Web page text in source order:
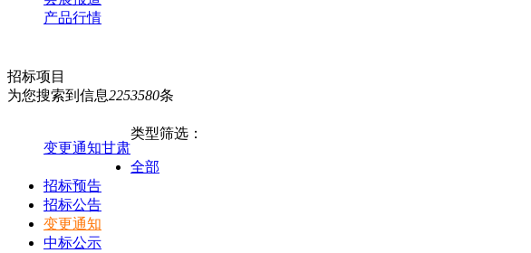
产品行情
招标项目
为您搜索到信息2253580条
变更通知甘肃
类型筛选：
全部
招标预告
招标公告
变更通知
中标公示